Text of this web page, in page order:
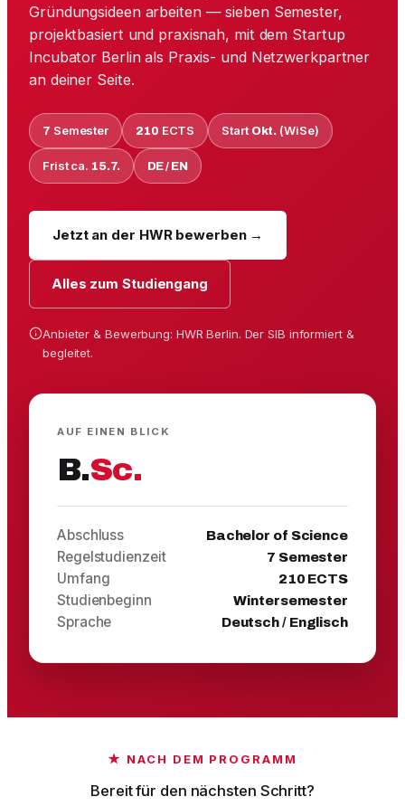
Gründungsideen arbeiten — sieben Semester,
projektbasiert und praxisnah, mit dem Startup
Incubator Berlin als Praxis- und Netzwerkpartner
an deiner Seite.
7 Semester 210 ECTS Start Okt. (WiSe)
Frist ca. 15.7. DE / EN
Jetzt an der HWR bewerben →
Alles zum Studiengang
Anbieter & Bewerbung: HWR Berlin. Der SIB informiert &
begleitet.
AUF EINEN BLICK
B.Sc.
Abschluss Bachelor of Science
Regelstudienzeit 7 Semester
Umfang 210 ECTS
Studienbeginn Wintersemester
Sprache Deutsch / Englisch
★ NACH DEM PROGRAMM
Bereit für den nächsten Schritt?